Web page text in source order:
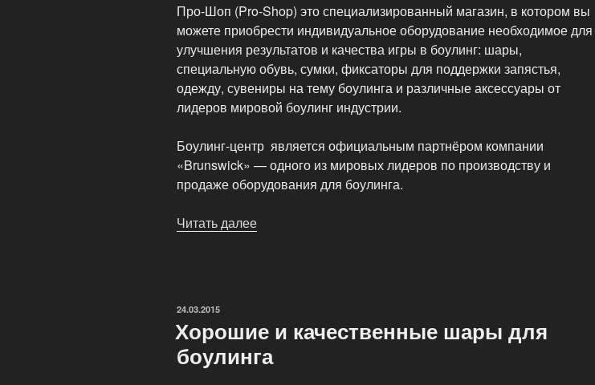
Про-Шоп (Pro-Shop) это специализированный магазин, в котором вы
можете приобрести индивидуальное оборудование необходимое для
улучшения результатов и качества игры в боулинг: шары,
специальную обувь, сумки, фиксаторы для поддержки запястья,
одежду, сувениры на тему боулинга и различные аксессуары от
лидеров мировой боулинг индустрии.
Боулинг-центр является официальным партнёром компании
«Brunswick» — одного из мировых лидеров по производству и
продаже оборудования для боулинга.
Читать далее
ОПУБЛИКОВАНО
24.03.2015
Хорошие и качественные шары для
боулинга